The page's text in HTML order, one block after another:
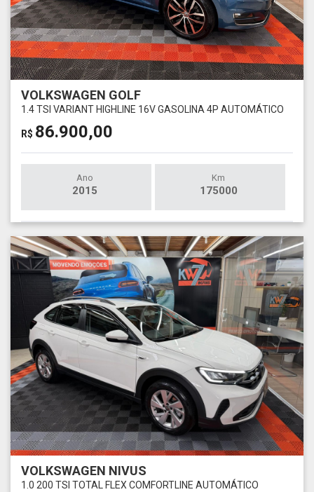
VOLKSWAGEN GOLF
1.4 TSI VARIANT HIGHLINE 16V GASOLINA 4P AUTOMÁTICO
R$ 86.900,00
Ano
2015
Km
175000
VOLKSWAGEN NIVUS
1.0 200 TSI TOTAL FLEX COMFORTLINE AUTOMÁTICO